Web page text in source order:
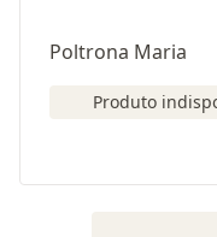
Poltrona Maria
Produto